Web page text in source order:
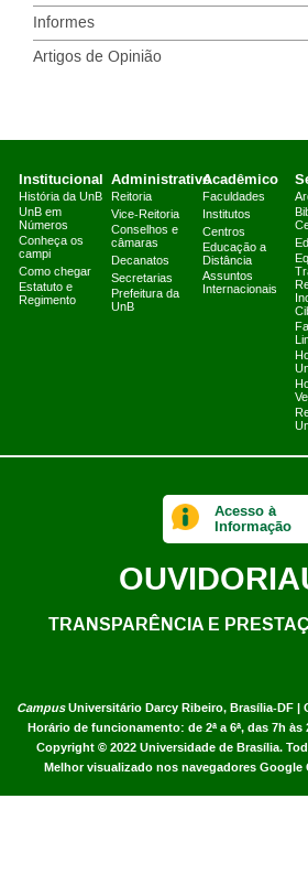
Informes
Artigos de Opinião
Institucional
História da UnB
UnB em
Números
Conheça os
campi
Como chegar
Estatuto e
Regimento
Administrativo
Reitoria
Vice-Reitoria
Conselhos e
câmaras
Decanatos
Secretarias
Prefeitura da
UnB
Acadêmico
Faculdades
Institutos
Centros
Educação a
Distância
Assuntos
Internacionais
CampusUniversitário Darcy Ribeiro, Brasília-DF |
Horário de funcionamento: de 2ª a 6ª, das 7h às
Copyright © 2022 Universidade de Brasília.
Melhor visualizado nos navegadores Google
Acesso à
Informação
OUVIDORIA
TRANSPARÊNCIA E